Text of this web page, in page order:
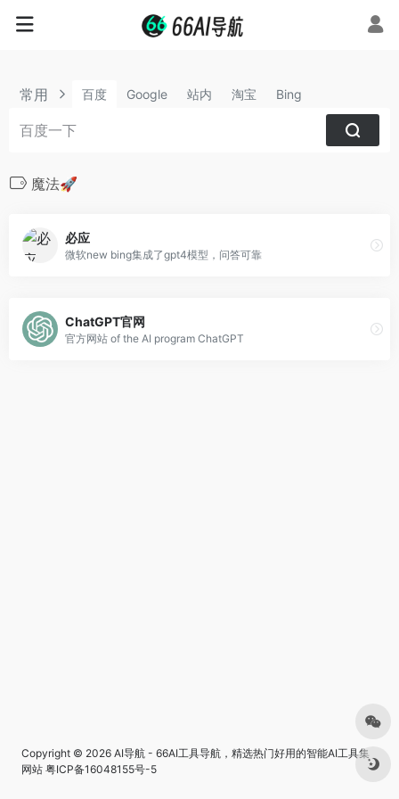
常用 百度 Google 站内 淘宝 Bing
魔法🚀
必应
微软new bing集成了gpt4模型，问答可靠
ChatGPT官网
官方网站 of the AI program ChatGPT
Copyright © 2026 AI导航 - 66AI工具导航，精选热门好用的智能AI工具集
网站 粤ICP备16048155号-5